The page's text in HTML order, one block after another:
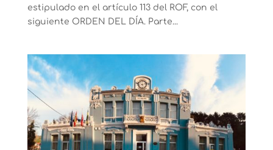
estipulado en el artículo 113 del ROF, con el
siguiente ORDEN DEL DÍA. Parte...